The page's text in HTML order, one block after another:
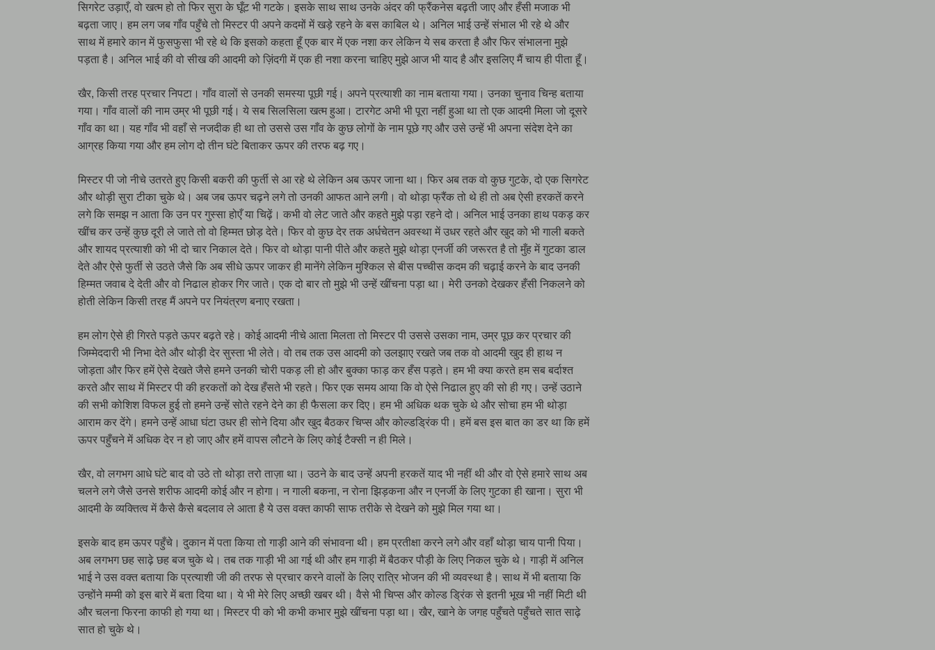
सिगरेट उड़ाएँ, वो खत्म हो तो फिर सुरा के घूँट भी गटके। इसके साथ साथ उनके अंदर की फ्रैंकनेस बढ़ती जाए और हँसी मजाक भी
बढ़ता जाए। हम लग जब गाँव पहुँचे तो मिस्टर पी अपने कदमों में खड़े रहने के बस काबिल थे। अनिल भाई उन्हें संभाल भी रहे थे और
साथ में हमारे कान में फुसफुसा भी रहे थे कि इसको कहता हूँ एक बार में एक नशा कर लेकिन ये सब करता है और फिर संभालना मुझे
पड़ता है। अनिल भाई की वो सीख की आदमी को ज़िंदगी में एक ही नशा करना चाहिए मुझे आज भी याद है और इसलिए मैं चाय ही पीता हूँ।
खैर, किसी तरह प्रचार निपटा। गाँव वालों से उनकी समस्या पूछी गई। अपने प्रत्याशी का नाम बताया गया। उनका चुनाव चिन्ह बताया
गया। गाँव वालों की नाम उम्र भी पूछी गई। ये सब सिलसिला खत्म हुआ। टारगेट अभी भी पूरा नहीं हुआ था तो एक आदमी मिला जो दूसरे
गाँव का था। यह गाँव भी वहाँ से नजदीक ही था तो उससे उस गाँव के कुछ लोगों के नाम पूछे गए और उसे उन्हें भी अपना संदेश देने का
आग्रह किया गया और हम लोग दो तीन घंटे बिताकर ऊपर की तरफ बढ़ गए।
मिस्टर पी जो नीचे उतरते हुए किसी बकरी की फुर्ती से आ रहे थे लेकिन अब ऊपर जाना था। फिर अब तक वो कुछ गुटके, दो एक सिगरेट
और थोड़ी सुरा टीका चुके थे। अब जब ऊपर चढ़ने लगे तो उनकी आफत आने लगी। वो थोड़ा फ्रैंक तो थे ही तो अब ऐसी हरकतें करने
लगे कि समझ न आता कि उन पर गुस्सा होएँ या चिढ़ें। कभी वो लेट जाते और कहते मुझे पड़ा रहने दो। अनिल भाई उनका हाथ पकड़ कर
खींच कर उन्हें कुछ दूरी ले जाते तो वो हिम्मत छोड़ देते। फिर वो कुछ देर तक अर्धचेतन अवस्था में उधर रहते और खुद को भी गाली बकते
और शायद प्रत्याशी को भी दो चार निकाल देते। फिर वो थोड़ा पानी पीते और कहते मुझे थोड़ा एनर्जी की जरूरत है तो मुँह में गुटका डाल
देते और ऐसे फुर्ती से उठते जैसे कि अब सीधे ऊपर जाकर ही मानेंगे लेकिन मुश्किल से बीस पच्चीस कदम की चढ़ाई करने के बाद उनकी
हिम्मत जवाब दे देती और वो निढाल होकर गिर जाते। एक दो बार तो मुझे भी उन्हें खींचना पड़ा था। मेरी उनको देखकर हँसी निकलने को
होती लेकिन किसी तरह मैं अपने पर नियंत्रण बनाए रखता।
हम लोग ऐसे ही गिरते पड़ते ऊपर बढ़ते रहे। कोई आदमी नीचे आता मिलता तो मिस्टर पी उससे उसका नाम, उम्र पूछ कर प्रचार की
जिम्मेददारी भी निभा देते और थोड़ी देर सुस्ता भी लेते। वो तब तक उस आदमी को उलझाए रखते जब तक वो आदमी खुद ही हाथ न
जोड़ता और फिर हमें ऐसे देखते जैसे हमने उनकी चोरी पकड़ ली हो और बुक्का फाड़ कर हँस पड़ते। हम भी क्या करते हम सब बर्दाश्त
करते और साथ में मिस्टर पी की हरकतों को देख हँसते भी रहते। फिर एक समय आया कि वो ऐसे निढाल हुए की सो ही गए। उन्हें उठाने
की सभी कोशिश विफल हुई तो हमने उन्हें सोते रहने देने का ही फैसला कर दिए। हम भी अधिक थक चुके थे और सोचा हम भी थोड़ा
आराम कर देंगे। हमने उन्हें आधा घंटा उधर ही सोने दिया और खुद बैठकर चिप्स और कोल्डड्रिंक पी। हमें बस इस बात का डर था कि हमें
ऊपर पहुँचने में अधिक देर न हो जाए और हमें वापस लौटने के लिए कोई टैक्सी न ही मिले।
खैर, वो लगभग आधे घंटे बाद वो उठे तो थोड़ा तरो ताज़ा था। उठने के बाद उन्हें अपनी हरकतें याद भी नहीं थी और वो ऐसे हमारे साथ अब
चलने लगे जैसे उनसे शरीफ आदमी कोई और न होगा। न गाली बकना, न रोना झिड़कना और न एनर्जी के लिए गुटका ही खाना। सुरा भी
आदमी के व्यक्तित्व में कैसे कैसे बदलाव ले आता है ये उस वक्त काफी साफ तरीके से देखने को मुझे मिल गया था।
इसके बाद हम ऊपर पहुँचे। दुकान में पता किया तो गाड़ी आने की संभावना थी। हम प्रतीक्षा करने लगे और वहाँ थोड़ा चाय पानी पिया।
अब लगभग छह साढ़े छह बज चुके थे। तब तक गाड़ी भी आ गई थी और हम गाड़ी में बैठकर पौड़ी के लिए निकल चुके थे। गाड़ी में अनिल
भाई ने उस वक्त बताया कि प्रत्याशी जी की तरफ से प्रचार करने वालों के लिए रात्रि भोजन की भी व्यवस्था है। साथ में भी बताया कि
उन्होंने मम्मी को इस बारे में बता दिया था। ये भी मेरे लिए अच्छी खबर थी। वैसे भी चिप्स और कोल्ड ड्रिंक से इतनी भूख भी नहीं मिटी थी
और चलना फिरना काफी हो गया था। मिस्टर पी को भी कभी कभार मुझे खींचना पड़ा था। खैर, खाने के जगह पहुँचते पहुँचते सात साढ़े
सात हो चुके थे।